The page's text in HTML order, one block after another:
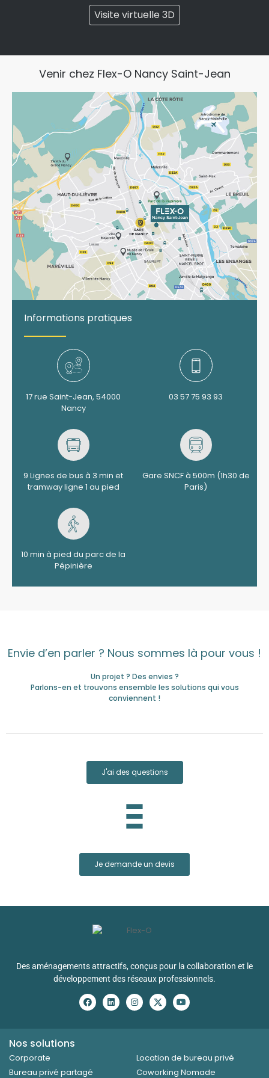
Visite virtuelle 3D
Venir chez Flex-O Nancy Saint-Jean
Informations pratiques
17 rue Saint-Jean, 54000
Nancy
03 57 75 93 93
9 Lignes de bus à 3 min et
tramway ligne 1 au pied
Gare SNCF à 500m (1h30 de
Paris)
10 min à pied du parc de la
Pépinière
Envie d’en parler ? Nous sommes là pour vous !
Un projet ? Des envies ?
Parlons-en et trouvons ensemble les solutions qui vous
conviennent !
J'ai des questions
Je demande un devis
Des aménagements attractifs, conçus pour la collaboration et le
développement des réseaux professionnels.
Nos solutions
Corporate
Location de bureau privé
Bureau privé partagé
Coworking Nomade